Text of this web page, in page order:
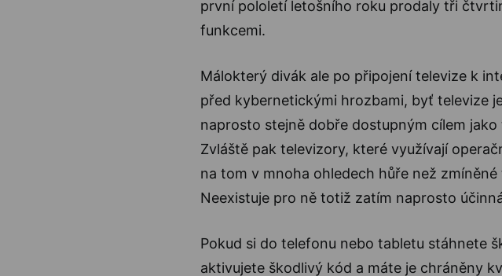
první pololetí letošního roku prodaly tři
funkcemi.
Málokterý divák ale po připojení televize k
před kybernetickými hrozbami, byť televize
naprosto stejně dobře dostupným cílem
Zvláště pak televizory, které využívají
na tom v mnoha ohledech hůře než
Neexistuje pro ně totiž zatím naprosto
Pokud si do telefonu nebo tabletu stáhnete
aktivujete škodlivý kód a máte je chráněny